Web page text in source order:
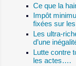
Ce que la
Impôt
fixées sur
Les ultra-
d’une
Lutte contre
les actes….